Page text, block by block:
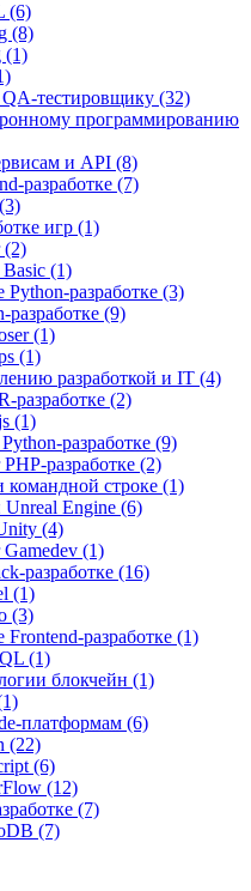
(6)
(8)
(1)
тестировщику (32)
программированию
и API (8)
(7)
игр (1)
(2)
(1)
разработке (3)
(9)
(1)
(1)
разработкой и IT (4)
(2)
(1)
разработке (9)
разработке (2)
строке (1)
Engine (6)
(4)
(1)
(16)
(1)
(3)
разработке (1)
(1)
блокчейн (1)
(6)
(22)
(6)
(12)
(7)
(7)